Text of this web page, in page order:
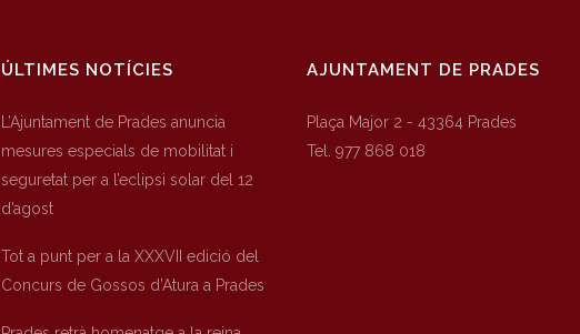
ÚLTIMES NOTÍCIES
L’Ajuntament de Prades anuncia
mesures especials de mobilitat i
seguretat per a l’eclipsi solar del 12
d’agost
Tot a punt per a la XXXVII edició del
Concurs de Gossos d’Atura a Prades
AJUNTAMENT DE PRADES
Plaça Major 2 - 43364 Prades
Tel. 977 868 018